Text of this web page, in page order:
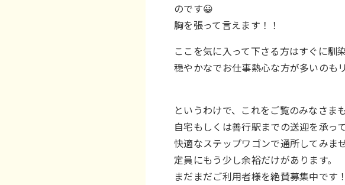
のです😀
胸を張って言えます！！
ここを気に入って下さる方はすぐに
穏やかなでお仕事熱心な方が多いのも
というわけで、これをご覧のみなさま
自宅もしくは善行駅までの送迎を承っ
快適なステップワゴンで通所してみま
定員にもう少し余裕だけがあります。
まだまだご利用者様を絶賛募集中です！